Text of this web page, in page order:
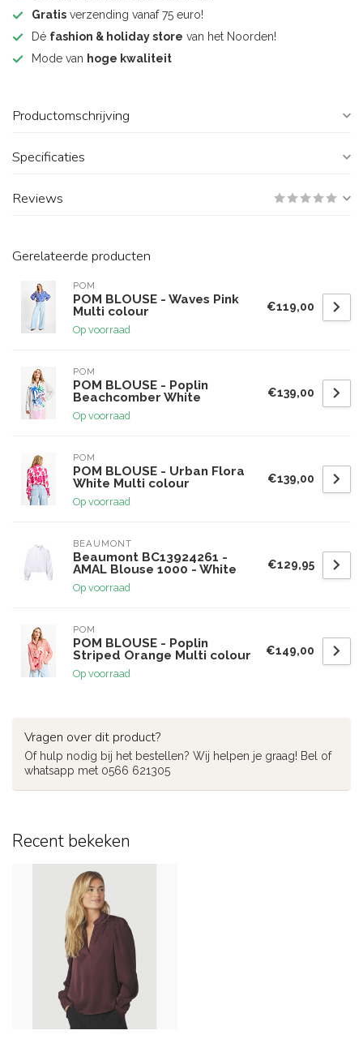
Gratis verzending vanaf 75 euro!
Dé fashion & holiday store van het Noorden!
Mode van hoge kwaliteit
Productomschrijving
Specificaties
Reviews
Gerelateerde producten
POM
POM BLOUSE - Waves Pink
Multi colour
Op voorraad
€119,00
POM
POM BLOUSE - Poplin
Beachcomber White
Op voorraad
€139,00
POM
POM BLOUSE - Urban Flora
White Multi colour
Op voorraad
€139,00
BEAUMONT
Beaumont BC13924261 -
AMAL Blouse 1000 - White
Op voorraad
€129,95
POM
POM BLOUSE - Poplin
Striped Orange Multi colour
Op voorraad
€149,00
Vragen over dit product?
Of hulp nodig bij het bestellen? Wij helpen je graag! Bel of
whatsapp met 0566 621305
Recent bekeken